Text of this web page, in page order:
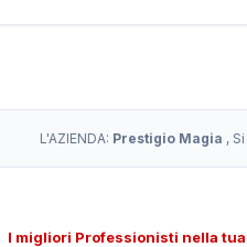
L'AZIENDA: Prestigio Magia ,
I migliori Professionisti nella tua